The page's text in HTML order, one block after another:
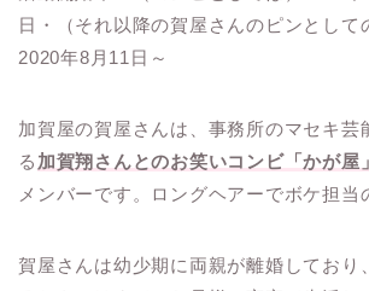
日・（それ以降の賀屋さんのピンとして
2020年8月11日～
加賀屋の賀屋さんは、事務所のマセキ芸
る 加賀翔さんとのお笑いコンビ「かが屋」
メンバーです。ロングヘアーでボケ担当
賀屋さんは幼少期に両親が離婚しており